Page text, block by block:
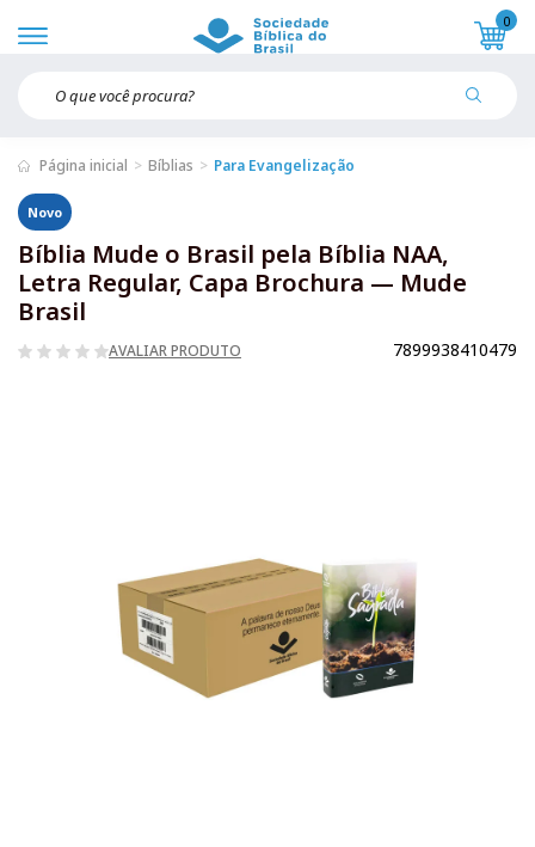
0
Página inicial Bíblias Para Evangelização
Novo
Bíblia Mude o Brasil pela Bíblia NAA,
Letra Regular, Capa Brochura — Mude
Brasil
AVALIAR PRODUTO 7899938410479